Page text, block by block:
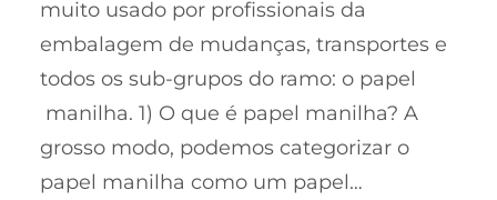
muito usado por profissionais da
embalagem de mudanças, transportes e
todos os sub-grupos do ramo: o papel
manilha. 1) O que é papel manilha? A
grosso modo, podemos categorizar o
papel manilha como um papel…